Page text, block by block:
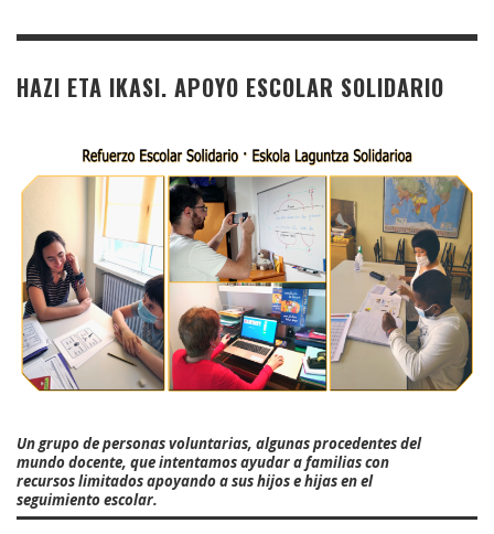
HAZI ETA IKASI. APOYO ESCOLAR SOLIDARIO
Un grupo de personas voluntarias, algunas procedentes del
mundo docente, que intentamos ayudar a familias con
recursos limitados apoyando a sus hijos e hijas en el
seguimiento escolar.